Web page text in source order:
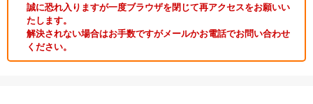
誠に恐れ入りますが一度ブラウザを閉じて再アクセスをお願いい
たします。
解決されない場合はお手数ですがメールかお電話でお問い合わせ
ください。